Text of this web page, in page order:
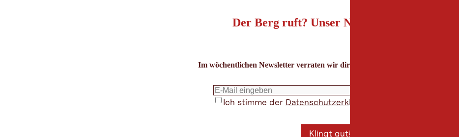
Der Berg ruft? Unser Newsletter auch!
Im wöchentlichen Newsletter verraten wir dir die besten Urlaubstipps für Tirol.
Ich stimme der Datenschutzerklärung
Klingt gut!